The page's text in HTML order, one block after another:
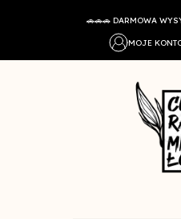
🚗🚗🚗 DARMOWA
MOJE